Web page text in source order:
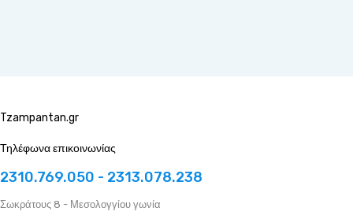
Tzampantan.gr
Τηλέφωνα επικοινωνίας
2310.769.050 - 2313.078.238
Σωκράτους 8 - Μεσολογγίου γωνία